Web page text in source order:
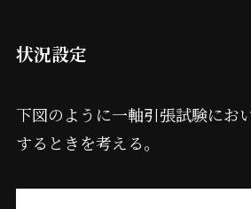
状況設定
下図のように一軸引張試験にお
するときを考える。